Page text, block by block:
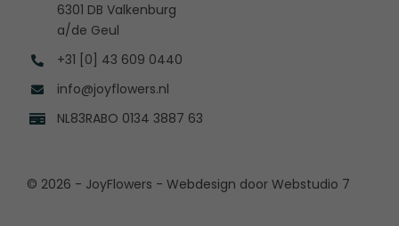
6301 DB Valkenburg
a/de Geul
+31 [0] 43 609 0440
info@joyflowers.nl
NL83RABO 0134 3887 63
© 2026 - JoyFlowers - Webdesign door Webstudio 7